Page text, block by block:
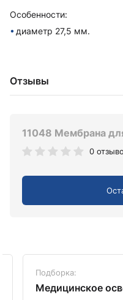
Особенности:
диаметр 27,5 мм.
Отзывы
11048 Мембрана
0
Подборка:
Медицинское